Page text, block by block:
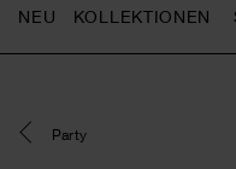
NEU KOLLEKTIONEN
Eine Kategorie
Party